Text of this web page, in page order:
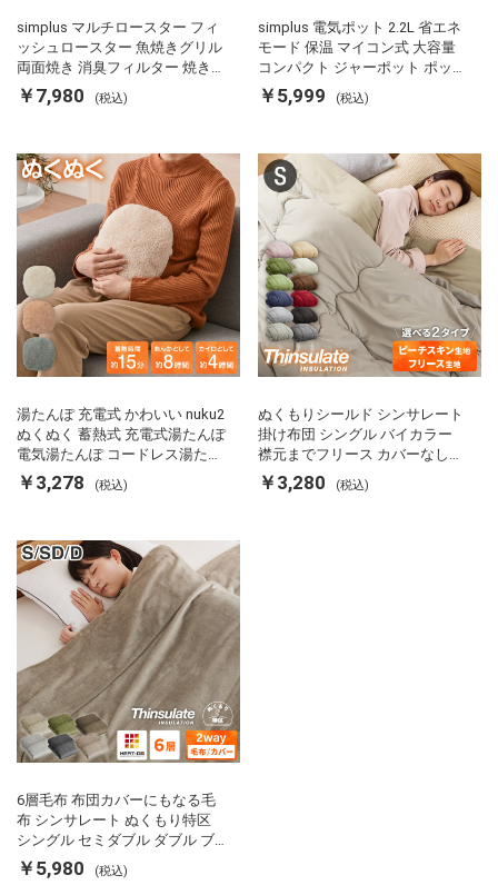
simplus マルチロースター フィ
ッシュロースター 魚焼きグリル
両面焼き 消臭フィルター 焼き魚
両面ヒーター タイマー付き SP-
FRS01 マットブラック シンプラ
￥7,980 (税込)
simplus 電気ポット 2.2L 省エネ
モード 保温 マイコン式 大容量
コンパクト ジャーポット ポット
カルキ抜き 空焚き防止 温度調節
軽量 SP-PD22 シンプラス
￥5,999 (税込)
湯たんぽ 充電式 かわいい nuku2
ぬくぬく 蓄熱式 充電式湯たんぽ
電気湯たんぽ コードレス湯たん
ぽ エコ 節電 節約 省エネ 充電式
エコ電気あんか EWT-2143 スリ
￥3,278 (税込)
ぬくもりシールド シンサレート
掛け布団 シングル バイカラー
襟元までフリース カバーなしで
使える 軽い 丸洗い 断熱 保温 抗
菌防臭 洗える 防ダニ 軽量 ホコ
￥3,280 (税込)
6層毛布 布団カバーにもなる毛
布 シンサレート ぬくもり特区
シングル セミダブル ダブル ブ
ランケット 掛け布団カバー フラ
ンネル 保温 蓄熱 吸湿 発熱 断熱
￥5,980 (税込)